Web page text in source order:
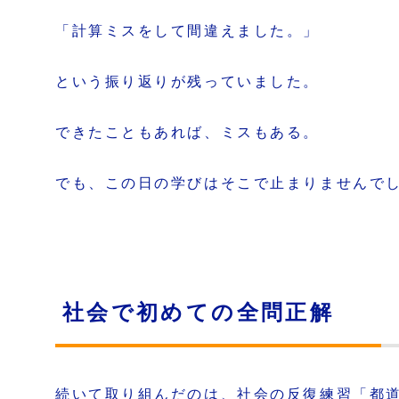
「計算ミスをして間違えました。」
という振り返りが残っていました。
できたこともあれば、ミスもある。
でも、この日の学びはそこで止まりませんでし
社会で初めての全問正解
続いて取り組んだのは、社会の反復練習「都